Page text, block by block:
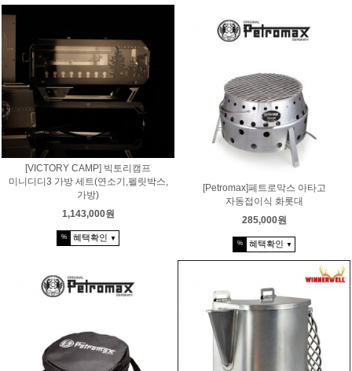
[VICTORY CAMP] 빅토리캠프
미니디디3 가방 세트(연소기,펠릿박스,
가방)
1,143,000원
% 혜택확인 ▼
[Petromax]페트로막스 아타고
자동접이식 화롯대
285,000원
% 혜택확인 ▼